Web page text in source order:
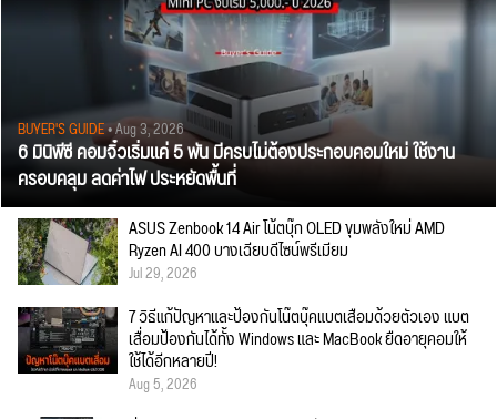
BUYER'S GUIDE• Aug 3, 2026
6 มินิพีซี คอมจิ๋วเริ่มแค่ 5 พัน มีครบไม่ต้องประกอบคอมใหม่ ใช้งาน
ครอบคลุม ลดค่าไฟ ประหยัดพื้นที่
ASUS Zenbook 14 Air โน้ตบุ๊ก OLED ขุมพลังใหม่ AMD
Ryzen AI 400 บางเฉียบดีไซน์พรีเมียม
Jul 29, 2026
7 วิธีแก้ปัญหาและป้องกันโน๊ตบุ๊คแบตเสื่อมด้วยตัวเอง แบต
เสื่อมป้องกันได้ทั้ง Windows และ MacBook ยืดอายุคอมให้
ใช้ได้อีกหลายปี!
Aug 5, 2026